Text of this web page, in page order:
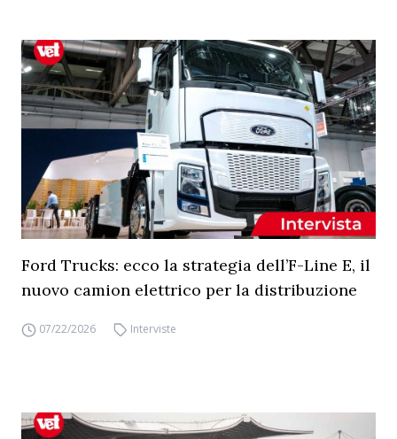
Ford Trucks: ecco la strategia dell’F-Line E, il
nuovo camion elettrico per la distribuzione
07/22/2026 Interviste